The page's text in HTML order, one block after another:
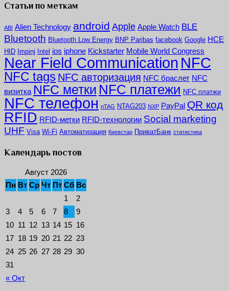
Статьи по меткам
ABI Alien Technology android Apple Apple Watch BLE
Bluetooth Bluetooth Low Energy BNP Paribas facebook Google HCE
HID Impinj Intel ios iphone Kickstarter Mobile World Congress
Near Field Communication NFC
NFC tags NFC авторизация NFC браслет NFC
визитка NFC метки NFC платежи NFC платжи
NFC телефон nTAG NTAG203 NXP PayPal QR код
RFID RFID-метки RFID-технологии Social marketing
UHF Visa Wi-Fi Автоматизация Киевстар ПриватБанк статистика
Календарь постов
Август 2026
Пн Вт Ср Чт Пт Сб Вс
« Окт
1
2
3
4 5 6 7 8
9
10 11 12 13 14 15 16
17 18 19 20 21 22 23
24 25 26 27 28 29 30
31